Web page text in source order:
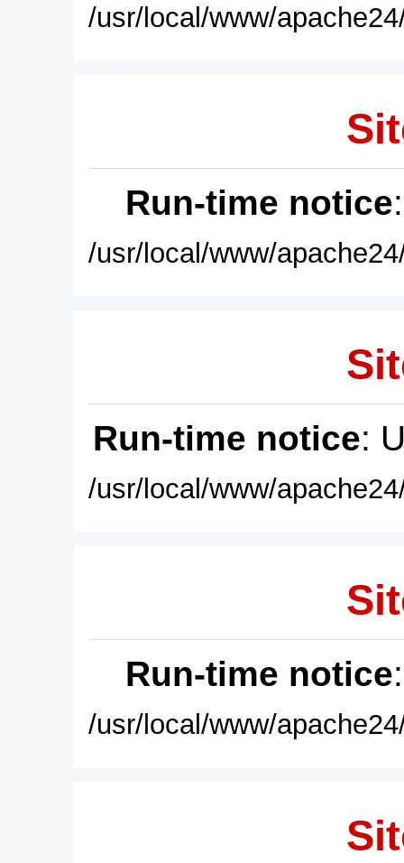
/usr/local/www/
Run-time notice
/usr/local/www/
Run-time notice:
/usr/local/www/
Run-time notice
/usr/local/www/